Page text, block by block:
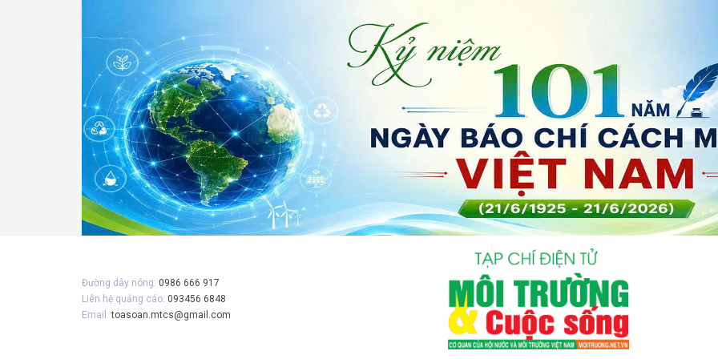
Đường dây nóng: 0986 666 917
Liên hệ quảng cáo: 093456 6848
Email:toasoan.mtcs@gmail.com
Gửi bình luận